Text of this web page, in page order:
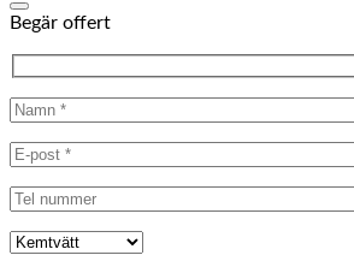
Begär offert